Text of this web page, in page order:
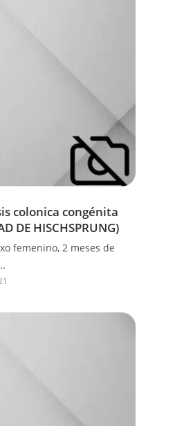
colonica congénita
DE HISCHSPRUNG)
femenino, 2 meses de